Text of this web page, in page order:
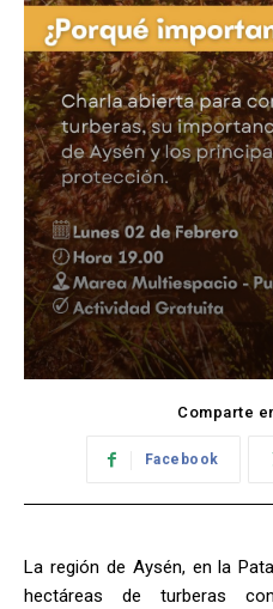
Comparte
Facebook
La región de Aysén, en la
hectáreas de turberas